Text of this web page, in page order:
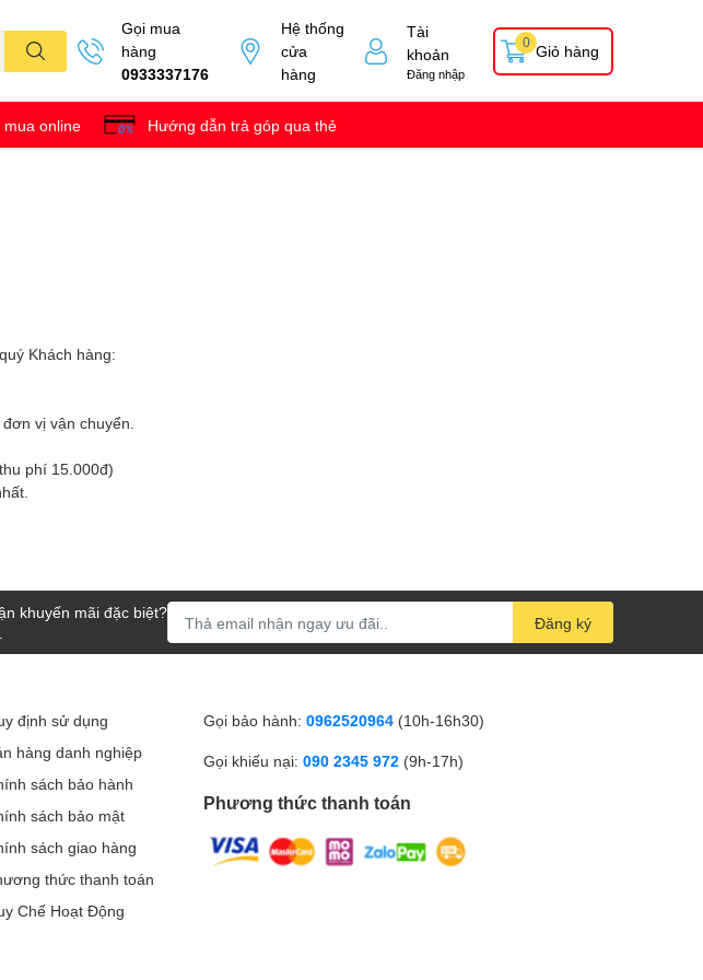
Gọi mua
hàng
0933337176
Hệ thống
cửa
hàng
Tài
khoản
Đăng nhập
Giỏ hàng
0
online Hướng dẫn trả góp qua thẻ
Khách hàng:
vị vận chuyển.
phí 15.000đ)
khuyến mãi đặc biệt?
Đăng ký
định sử dụng
hàng danh nghiệp
sách bảo hành
sách bảo mật
sách giao hàng
thức thanh toán
Chế Hoạt Động
Gọi bảo hành: 0962520964 (10h-16h30)
Gọi khiếu nại: 090 2345 972 (9h-17h)
Phương thức thanh toán